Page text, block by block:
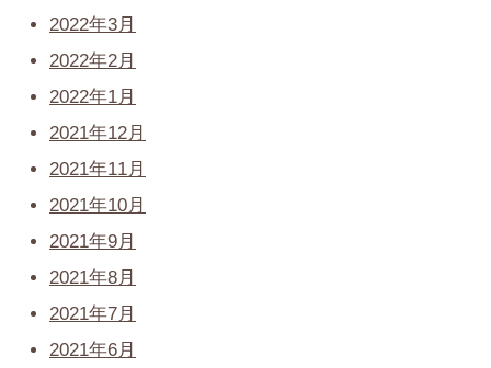
2022年3月
2022年2月
2022年1月
2021年12月
2021年11月
2021年10月
2021年9月
2021年8月
2021年7月
2021年6月